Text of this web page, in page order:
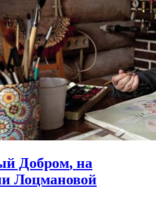
Добром, на
Лоцмановой